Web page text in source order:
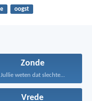
oogst
Zonde
Jullie weten dat slechte...
Vrede